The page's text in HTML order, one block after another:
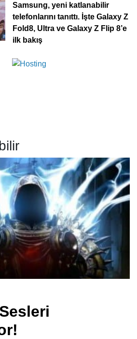
Samsung, yeni katlanabilir
telefonlarını tanıttı. İşte Galaxy Z
Fold8, Ultra ve Galaxy Z Flip 8’e
ilk bakış